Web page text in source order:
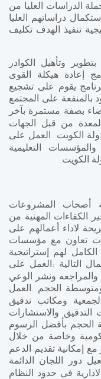
الدراسات العليا من
دراساتهم العليا
تنفيذ الهدف تكليف
وتأهيل الكوادر
إعادة هيكلة القوى
برنامج يقوم على تشجيع
بالمنفعة على المجتمع
بصفة مستمرة بآخر
من قبل الجهات
الكويت . العمل على
التعليمية
الكويت.
أصحاب المشروعات
الكفاءات المهنية من
لاداء أعمالهم على
تعاون مع مؤسسات
لهم إستراتيجية
التالية : العمل على
ونشر الوعي
الحجم
. العمل
ومكاتب تدقيق
التدقيق والاستشارات
الحجم بأفضل الرسوم
وخاصة من خلال
مع إمكانية تقديم الدعم
دور اللجان الدائمة
في حدود النظام